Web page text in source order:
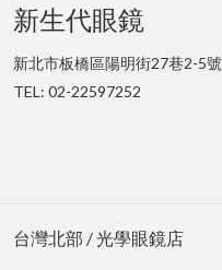
新生代眼鏡
新北市板橋區陽明街27巷2-5號
TEL: 02-22597252
台灣北部 / 光學眼鏡店